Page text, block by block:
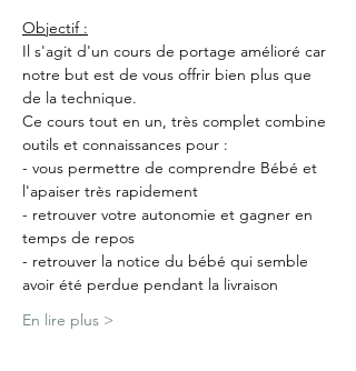
Objectif :
Il s'agit d'un cours de portage amélioré car
notre but est de vous offrir bien plus que
de la technique.
Ce cours tout en un, très complet combine
outils et connaissances pour :
- vous permettre de comprendre Bébé et
l'apaiser très rapidement
- retrouver votre autonomie et gagner en
temps de repos
- retrouver la notice du bébé qui semble
avoir été perdue pendant la livraison
En lire plus >